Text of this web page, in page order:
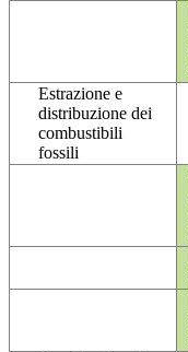
Estrazione e
distribuzione dei
combustibili
fossili